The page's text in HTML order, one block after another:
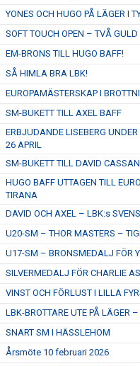
ENOLIV.SE
FRÅGOR KRING FRITIDSKORTET
YONES OCH HUGO PÅ LÄGER I
SOFT TOUCH OPEN – TVÅ GULD
EM-BRONS TILL HUGO BAFF!
SÅ HIMLA BRA LBK!
EUROPAMÄSTERSKAP I
SM-BUKETT TILL AXEL BAFF
ERBJUDANDE LISEBERG
26 APRIL
SM-BUKETT TILL DAVID
HUGO BAFF UTTAGEN TILL
TIRANA
DAVID OCH AXEL – LBK:s
U20-SM – THOR MASTERS –
U17-SM – BRONSMEDALJ FÖR
SILVERMEDALJ FÖR CHARLIE
VINST OCH FÖRLUST I LILLA
LBK-BROTTARE UTE PÅ LÄGER
SNART SM I HÄSSLEHOM
Årsmöte 10 februari 2026